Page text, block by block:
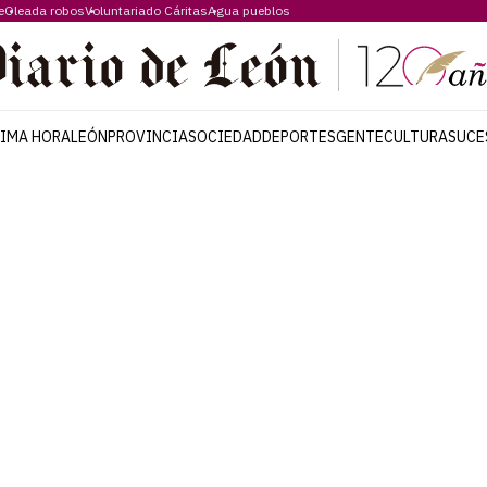
Oleada robosVoluntariado CáritasAgua pueblos
HORALEÓNPROVINCIASOCIEDADDEPORTESGENTECULTURA